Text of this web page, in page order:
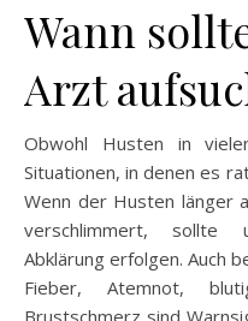
Wann
Arzt
Obwohl Husten in
Situationen, in denen es
Wenn der Husten länger
verschlimmert, sollte
Abklärung erfolgen. Auch
Fieber, Atemnot,
Brustschmerz sind